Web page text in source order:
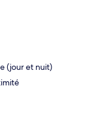
(jour et nuit)